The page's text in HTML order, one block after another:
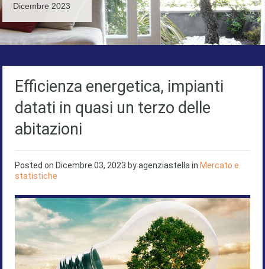
Dicembre 2023
Efficienza energetica, impianti
datati in quasi un terzo delle
abitazioni
Posted on Dicembre 03, 2023 byagenziastella in Mercato e
statistiche